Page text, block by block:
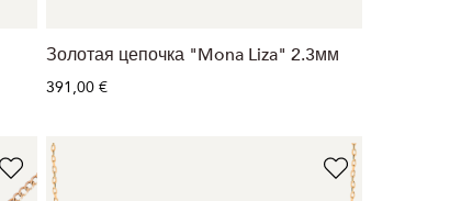
Золотая цепочка "Mona Liza" 2.3мм
391,00 €